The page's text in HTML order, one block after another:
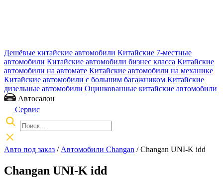
Дешёвые китайские автомобили Китайские 7-местные
автомобили Китайские автомобили бизнес класса Китайские
автомобили на автомате Китайские автомобили на механике
Китайские автомобили с большим багажником Китайские
дизельные автомобили Оцинкованные китайские автомобили
Автосалон
Сервис
Авто под заказ / Автомобили Changan / Changan UNI-K idd
Changan UNI-K idd